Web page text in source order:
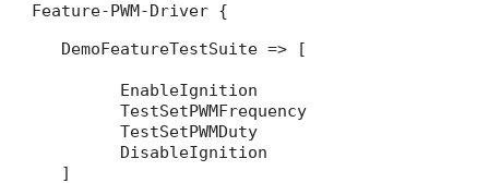
Feature-PWM-Driver {
   DemoFeatureTestSuite => [
         EnableIgnition
         TestSetPWMFrequency
         TestSetPWMDuty
         DisableIgnition
   ]